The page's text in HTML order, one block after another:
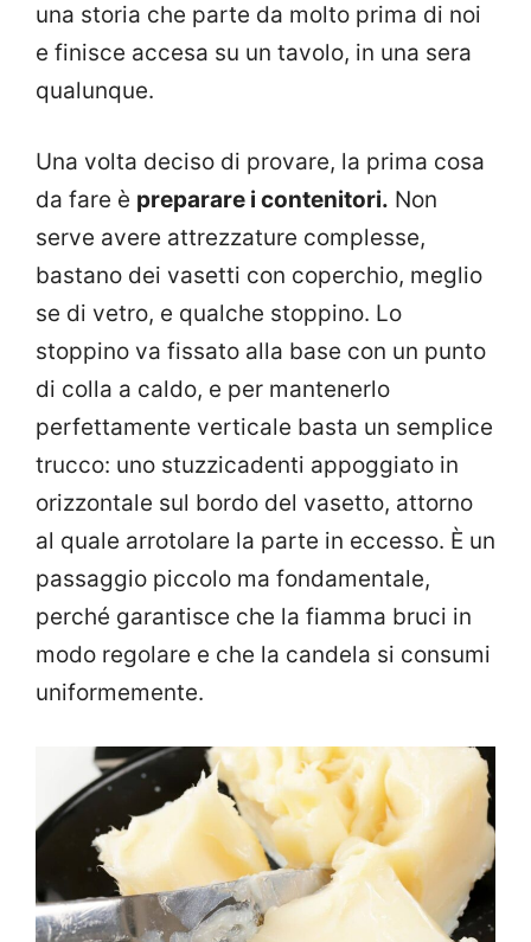
una storia che parte da molto prima di noi
e finisce accesa su un tavolo, in una sera
qualunque.
Una volta deciso di provare, la prima cosa
da fare è preparare i contenitori. Non
serve avere attrezzature complesse,
bastano dei vasetti con coperchio, meglio
se di vetro, e qualche stoppino. Lo
stoppino va fissato alla base con un punto
di colla a caldo, e per mantenerlo
perfettamente verticale basta un semplice
trucco: uno stuzzicadenti appoggiato in
orizzontale sul bordo del vasetto, attorno
al quale arrotolare la parte in eccesso. È un
passaggio piccolo ma fondamentale,
perché garantisce che la fiamma bruci in
modo regolare e che la candela si consumi
uniformemente.